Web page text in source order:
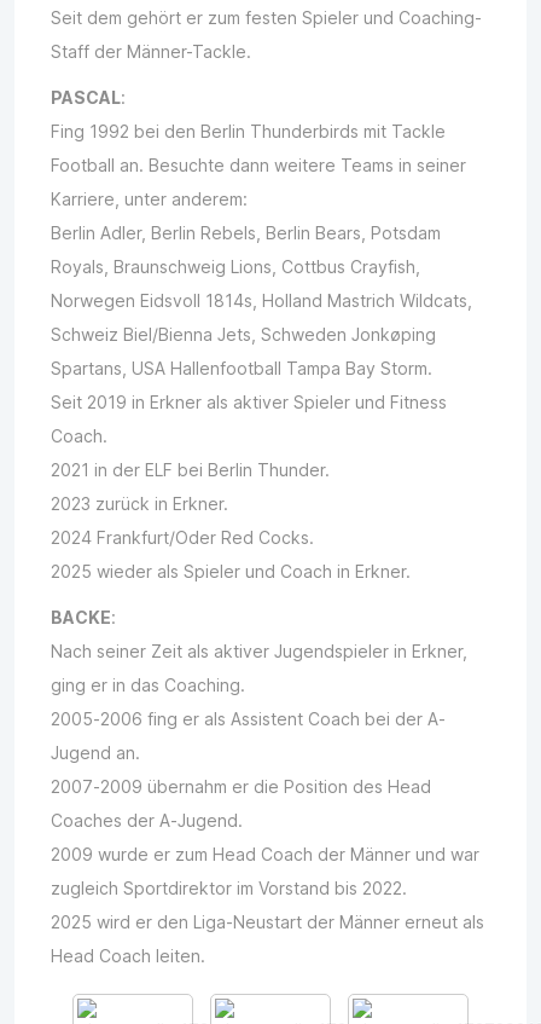
Seit dem gehört er zum festen Spieler und Coaching-
Staff der Männer-Tackle.
PASCAL:
Fing 1992 bei den Berlin Thunderbirds mit Tackle
Football an. Besuchte dann weitere Teams in seiner
Karriere, unter anderem:
Berlin Adler, Berlin Rebels, Berlin Bears, Potsdam
Royals, Braunschweig Lions, Cottbus Crayfish,
Norwegen Eidsvoll 1814s, Holland Mastrich Wildcats,
Schweiz Biel/Bienna Jets, Schweden Jonkøping
Spartans, USA Hallenfootball Tampa Bay Storm.
Seit 2019 in Erkner als aktiver Spieler und Fitness
Coach.
2021 in der ELF bei Berlin Thunder.
2023 zurück in Erkner.
2024 Frankfurt/Oder Red Cocks.
2025 wieder als Spieler und Coach in Erkner.
BACKE:
Nach seiner Zeit als aktiver Jugendspieler in Erkner,
ging er in das Coaching.
2005-2006 fing er als Assistent Coach bei der A-
Jugend an.
2007-2009 übernahm er die Position des Head
Coaches der A-Jugend.
2009 wurde er zum Head Coach der Männer und war
zugleich Sportdirektor im Vorstand bis 2022.
2025 wird er den Liga-Neustart der Männer erneut als
Head Coach leiten.